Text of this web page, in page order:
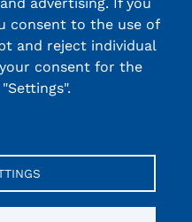
consent to the use of
and reject individual
consent for the